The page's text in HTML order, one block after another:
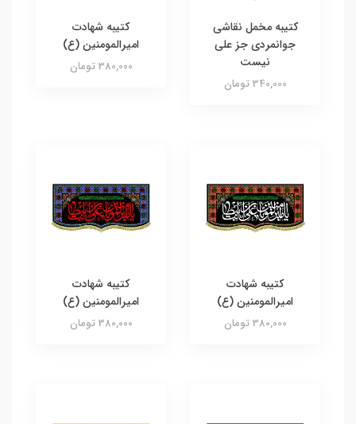
کتیبه مخمل نقاشی
جوانمردی جز علی
نیست
340,000 تومان
کتیبه شهادت
امیرالمومنین (ع)
380,000 تومان
کتیبه شهادت
امیرالمومنین (ع)
380,000 تومان
کتیبه شهادت
امیرالمومنین (ع)
380,000 تومان